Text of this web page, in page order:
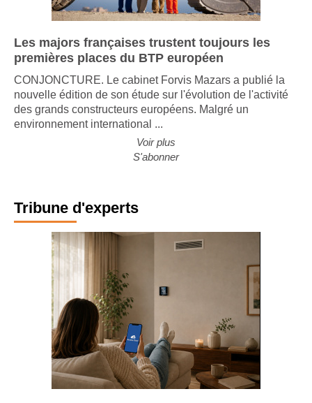
Les majors françaises trustent toujours les
premières places du BTP européen
CONJONCTURE. Le cabinet Forvis Mazars a publié la
nouvelle édition de son étude sur l'évolution de l'activité
des grands constructeurs européens. Malgré un
Voir plus
Tribune d'experts